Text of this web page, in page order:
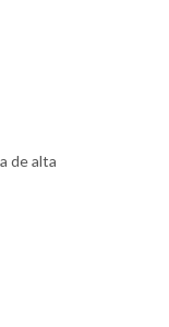
de alta